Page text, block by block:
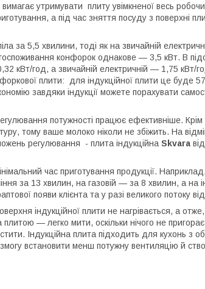
утримувати плиту увімкненої весь
а під час зняття посуду з поверхні
за 5,5 хвилини, тоді як на звичайній
конфорок однакове — 3,5 кВт. В
кВт/год, а звичайній електричній — 1,75 кВт/
плити: для індукційної плити це буде
завдяки індукції можете порахувати
потужності працює ефективніше. Крім
тому ваше молоко ніколи не збіжить. На
регулювання - плита індукційна Skvara
час приготування продукції.
за 13 хвилин, на газовій — за 8 хвилин, а на
появи клієнта та у разі великого потоку
індукційної плити не нагрівається, а
— легко мити, оскільки нічого не
Індукційна плита підходить для кухонь з
встановити менш потужну вентиляцію й